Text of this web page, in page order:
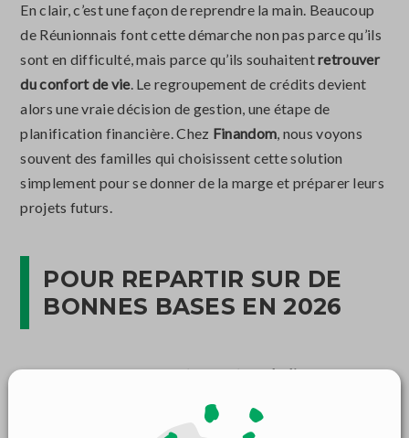
En clair, c’est une façon de reprendre la main. Beaucoup
de Réunionnais font cette démarche non pas parce qu’ils
sont en difficulté, mais parce qu’ils souhaitentretrouver
du confort de vie. Le regroupement de crédits devient
alors une vraie décision de gestion, une étape de
planification financière. Chez Finandom, nous voyons
souvent des familles qui choisissent cette solution
simplement pour se donner de la marge et préparer leurs
projets futurs.
POUR REPARTIR SUR DE
BONNES BASES EN 2026
Les fêtes sont souvent untournant symbolique. On fait le
départs. Regrouper ses crédits avant cette période, c’est